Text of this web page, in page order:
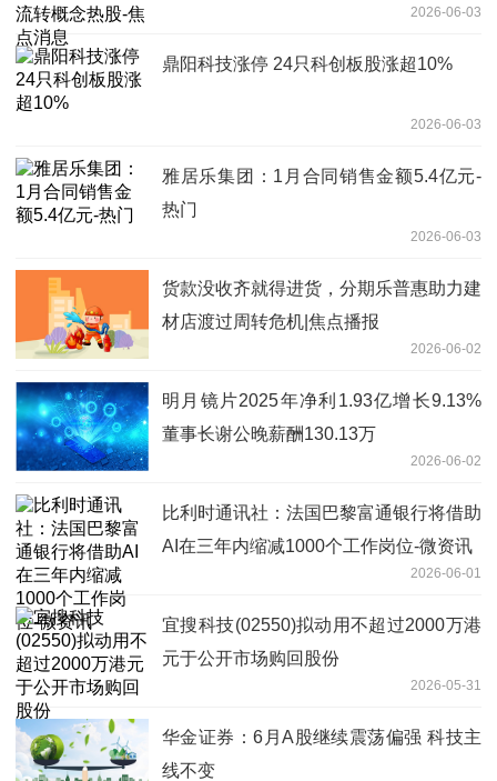
2026-06-03
鼎阳科技涨停 24只科创板股涨超10%
2026-06-03
雅居乐集团：1月合同销售金额5.4亿元-
热门
2026-06-03
货款没收齐就得进货，分期乐普惠助力建
材店渡过周转危机|焦点播报
2026-06-02
明月镜片2025年净利1.93亿增长9.13%
董事长谢公晚薪酬130.13万
2026-06-02
比利时通讯社：法国巴黎富通银行将借助
AI在三年内缩减1000个工作岗位-微资讯
2026-06-01
宜搜科技(02550)拟动用不超过2000万港
元于公开市场购回股份
2026-05-31
华金证券：6月A股继续震荡偏强 科技主
线不变